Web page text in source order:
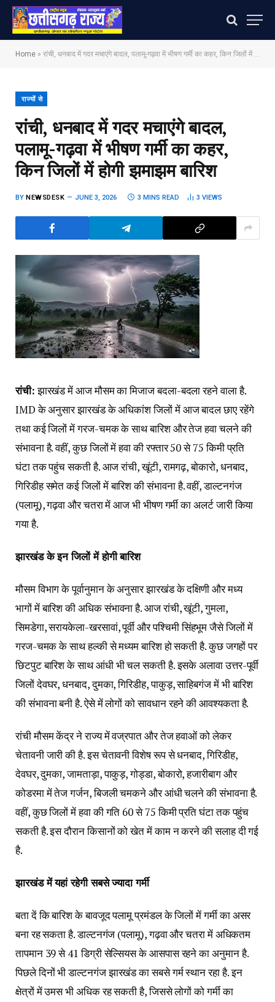
Home » रांची, धनबाद में गदर मचाएंगे बादल, पलामू-गढ़वा में भीषण गर्मी का कहर, किन जिलों में होगी झमाझम बारिश
राज्यों से
रांची, धनबाद में गदर मचाएंगे बादल,
पलामू-गढ़वा में भीषण गर्मी का कहर,
किन जिलों में होगी झमाझम बारिश
BY NEWSDESK JUNE 3, 2026 3 MINS READ 3VIEWS
रांची:झारखंड में आज मौसम का मिजाज बदला-बदला रहने वाला है.
IMD के अनुसार झारखंड के अधिकांश जिलों में आज बादल छाए रहेंगे
तथा कई जिलों में गरज-चमक के साथ बारिश और तेज हवा चलने की
संभावना है. वहीं, कुछ जिलों में हवा की रफ्तार 50 से 75 किमी प्रति
घंटा तक पहुंच सकती है. आज रांची, खूंटी, रामगढ़, बोकारो, धनबाद,
गिरिडीह समेत कई जिलों में बारिश की संभावना है. वहीं, डाल्टनगंज
(पलामू), गढ़वा और चतरा में आज भी भीषण गर्मी का अलर्ट जारी किया
गया है.
झारखंड के इन जिलों में होगी बारिश
मौसम विभाग के पूर्वानुमान के अनुसार झारखंड के दक्षिणी और मध्य
भागों में बारिश की अधिक संभावना है. आज रांची, खूंटी, गुमला,
सिमडेगा, सरायकेला-खरसावां, पूर्वी और पश्चिमी सिंहभूम जैसे जिलों में
गरज-चमक के साथ हल्की से मध्यम बारिश हो सकती है. कुछ जगहों पर
छिटपुट बारिश के साथ आंधी भी चल सकती है. इसके अलावा उत्तर-पूर्वी
जिलों देवघर, धनबाद, दुमका, गिरिडीह, पाकुड़, साहिबगंज में भी बारिश
की संभावना बनी है. ऐसे में लोगों को सावधान रहने की आवश्यकता है.
रांची मौसम केंद्र ने राज्य में वज्रपात और तेज हवाओं को लेकर
चेतावनी जारी की है. इस चेतावनी विशेष रूप से धनबाद, गिरिडीह,
देवघर, दुमका, जामताड़ा, पाकुड़, गोड्डा, बोकारो, हजारीबाग और
कोडरमा में तेज गर्जन, बिजली चमकने और आंधी चलने की संभावना है.
वहीं, कुछ जिलों में हवा की गति 60 से 75 किमी प्रति घंटा तक पहुंच
सकती है. इस दौरान किसानों को खेत में काम न करने की सलाह दी गई
है.
झारखंड में यहां रहेगी सबसे ज्यादा गर्मी
बता दें कि बारिश के बावजूद पलामू प्रमंडल के जिलों में गर्मी का असर
बना रह सकता है. डाल्टनगंज (पलामू), गढ़वा और चतरा में अधिकतम
तापमान 39 से 41 डिग्री सेल्सियस के आसपास रहने का अनुमान है.
पिछले दिनों भी डाल्टनगंज झारखंड का सबसे गर्म स्थान रहा है. इन
क्षेत्रों में उमस भी अधिक रह सकती है, जिससे लोगों को गर्मी का